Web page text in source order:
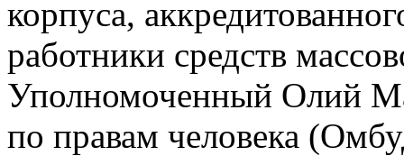
корпуса,
работники средств
Уполномоченный Олий
по правам человека